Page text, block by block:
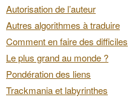
Autorisation de l’auteur
Autres algorithmes à traduire
Comment en faire des difficiles
Le plus grand au monde ?
Pondération des liens
Trackmania et labyrinthes